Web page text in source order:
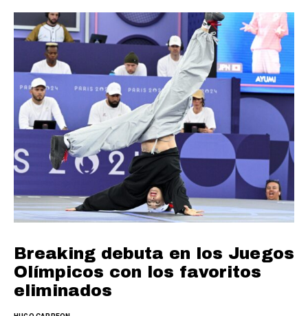
Breaking debuta en los Juegos
Olímpicos con los favoritos
eliminados